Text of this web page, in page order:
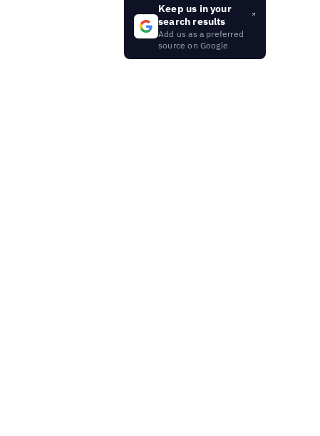
Keep us in your
search results
Add us as a preferred
source on Google